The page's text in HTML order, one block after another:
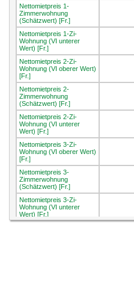
Nettomietpreis 1-
Zimmerwohnung
(Schätzwert) [Fr.]
Nettomietpreis 1-Zi-
Wohnung (VI unterer
Wert) [Fr.]
Nettomietpreis 2-Zi-
Wohnung (VI oberer Wert)
[Fr.]
Nettomietpreis 2-
Zimmerwohnung
(Schätzwert) [Fr.]
Nettomietpreis 2-Zi-
Wohnung (VI unterer
Wert) [Fr.]
Nettomietpreis 3-Zi-
Wohnung (VI oberer Wert)
[Fr.]
Nettomietpreis 3-
Zimmerwohnung
(Schätzwert) [Fr.]
Nettomietpreis 3-Zi-
Wohnung (VI unterer
Wert) [Fr.]